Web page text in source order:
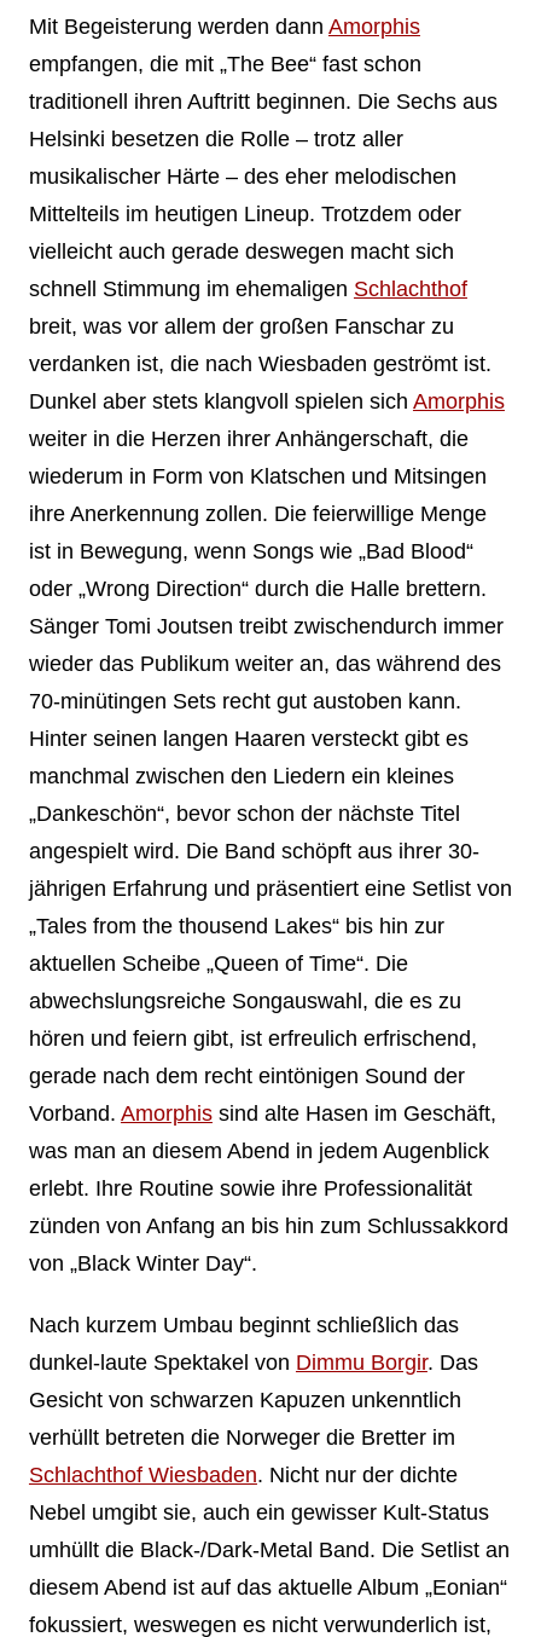
Mit Begeisterung werden dann Amorphis
empfangen, die mit „The Bee“ fast schon
traditionell ihren Auftritt beginnen. Die Sechs aus
Helsinki besetzen die Rolle – trotz aller
musikalischer Härte – des eher melodischen
Mittelteils im heutigen Lineup. Trotzdem oder
vielleicht auch gerade deswegen macht sich
schnell Stimmung im ehemaligen Schlachthof
breit, was vor allem der großen Fanschar zu
verdanken ist, die nach Wiesbaden geströmt ist.
Dunkel aber stets klangvoll spielen sich Amorphis
weiter in die Herzen ihrer Anhängerschaft, die
wiederum in Form von Klatschen und Mitsingen
ihre Anerkennung zollen. Die feierwillige Menge
ist in Bewegung, wenn Songs wie „Bad Blood“
oder „Wrong Direction“ durch die Halle brettern.
Sänger Tomi Joutsen treibt zwischendurch immer
wieder das Publikum weiter an, das während des
70-minütingen Sets recht gut austoben kann.
Hinter seinen langen Haaren versteckt gibt es
manchmal zwischen den Liedern ein kleines
„Dankeschön“, bevor schon der nächste Titel
angespielt wird. Die Band schöpft aus ihrer 30-
jährigen Erfahrung und präsentiert eine Setlist von
„Tales from the thousend Lakes“ bis hin zur
aktuellen Scheibe „Queen of Time“. Die
abwechslungsreiche Songauswahl, die es zu
hören und feiern gibt, ist erfreulich erfrischend,
gerade nach dem recht eintönigen Sound der
Vorband. Amorphissind alte Hasen im Geschäft,
was man an diesem Abend in jedem Augenblick
erlebt. Ihre Routine sowie ihre Professionalität
zünden von Anfang an bis hin zum Schlussakkord
von „Black Winter Day“.
Nach kurzem Umbau beginnt schließlich das
dunkel-laute Spektakel von Dimmu Borgir. Das
Gesicht von schwarzen Kapuzen unkenntlich
verhüllt betreten die Norweger die Bretter im
Schlachthof Wiesbaden. Nicht nur der dichte
Nebel umgibt sie, auch ein gewisser Kult-Status
umhüllt die Black-/Dark-Metal Band. Die Setlist an
diesem Abend ist auf das aktuelle Album „Eonian“
fokussiert, weswegen es nicht verwunderlich ist,